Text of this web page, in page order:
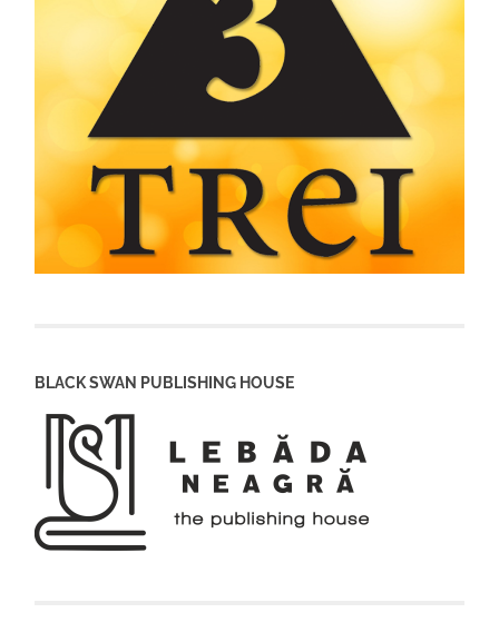
BLACK SWAN PUBLISHING HOUSE